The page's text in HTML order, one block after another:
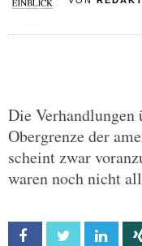
Die Verhandlungen
Obergrenze der
scheint zwar
waren noch nicht
Facebook Twitter